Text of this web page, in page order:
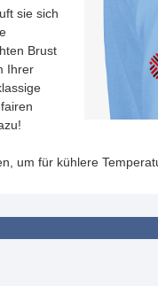
sie sich
Brust
Ihrer
um für kühlere